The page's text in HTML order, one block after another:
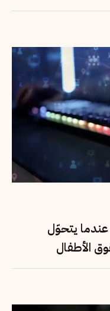
عندما يتحوّل
الأطفال